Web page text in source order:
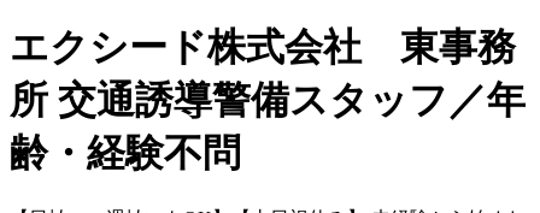
エクシード株式会社 東事務
所 交通誘導警備スタッフ／年
齢・経験不問